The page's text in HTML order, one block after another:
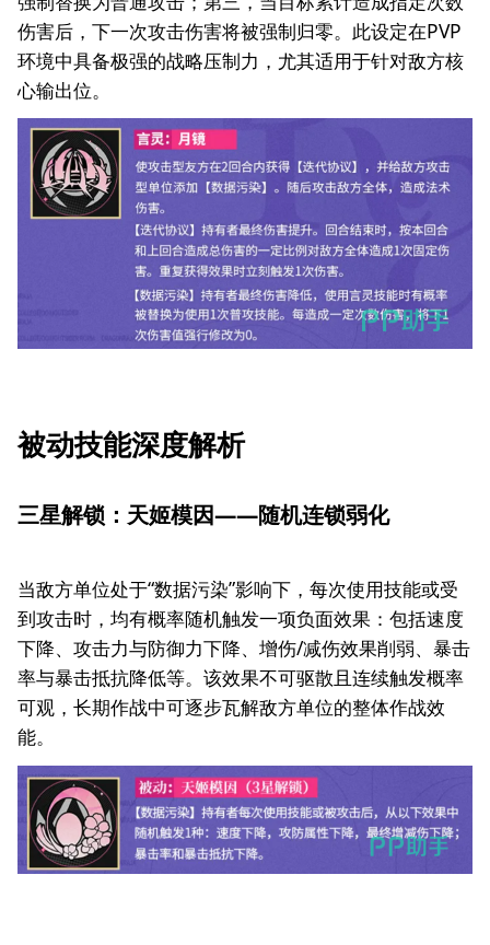
伤害后，下一次攻击伤害将被强制归零。此设定在PVP
环境中具备极强的战略压制力，尤其适用于针对敌方核
心输出位。
被动技能深度解析
三星解锁：天姬模因——随机连锁弱化
当敌方单位处于“数据污染”影响下，每次使用技能或受
到攻击时，均有概率随机触发一项负面效果：包括速度
下降、攻击力与防御力下降、增伤/减伤效果削弱、暴击
率与暴击抵抗降低等。该效果不可驱散且连续触发概率
可观，长期作战中可逐步瓦解敌方单位的整体作战效
能。